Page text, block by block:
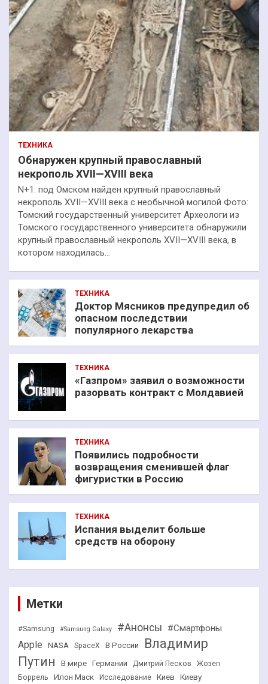
ТЕХНИКА
Обнаружен крупный православный
некрополь XVII—XVIII века
N+1: под Омском найден крупный православный
некрополь XVII—XVIII века с необычной могилой Фото:
Томский государственный университет Археологи из
Томского государственного университета обнаружили
крупный православный некрополь XVII—XVIII века, в
котором находилась…
ТЕХНИКА
Доктор Мясников предупредил об
опасном последствии
популярного лекарства
ТЕХНИКА
«Газпром» заявил о возможности
разорвать контракт с Молдавией
ТЕХНИКА
Появились подробности
возвращения сменившей флаг
фигуристки в Россию
ТЕХНИКА
Испания выделит больше
средств на оборону
Метки
#Samsung #Samsung Galaxy #Анонсы #Смартфоны
Apple NASA SpaceX В России
Владимир
Путин
В мире Германии Дмитрий Песков
Жозеп
Боррель
Илон Маск Исследование Киев Киеву